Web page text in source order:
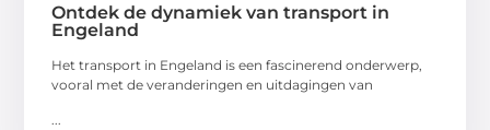
Ontdek de dynamiek van transport in
Engeland
Het transport in Engeland is een fascinerend onderwerp,
vooral met de veranderingen en uitdagingen van
...